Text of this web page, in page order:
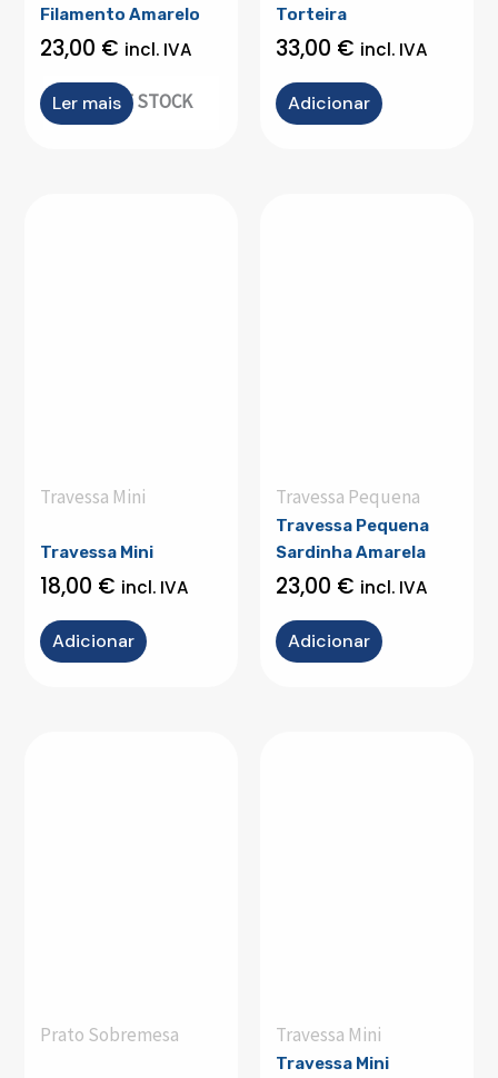
OUT OF STOCK
Filamento Amarelo
23,00 € incl. IVA
Ler mais
Torteira
33,00 € incl. IVA
Adicionar
Travessa Mini
Travessa Mini
18,00 € incl. IVA
Adicionar
Travessa Pequena
Travessa Pequena
Sardinha Amarela
23,00 € incl. IVA
Adicionar
Prato Sobremesa Travessa Mini
Travessa Mini